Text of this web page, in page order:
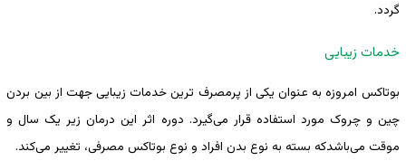
گردد.
خدمات زیبایی
بوتاکس امروزه به عنوان یکی از پرمصرف ترین خدمات زیبایی جهت از بین بردن
چین و چروک مورد استفاده قرار می‌گیرد. دوره اثر این درمان زیر یک سال و
موقت می‌باشدکه بسته به نوع بدن افراد و نوع بوتاکس مصرفی، تغییر می‌کند.